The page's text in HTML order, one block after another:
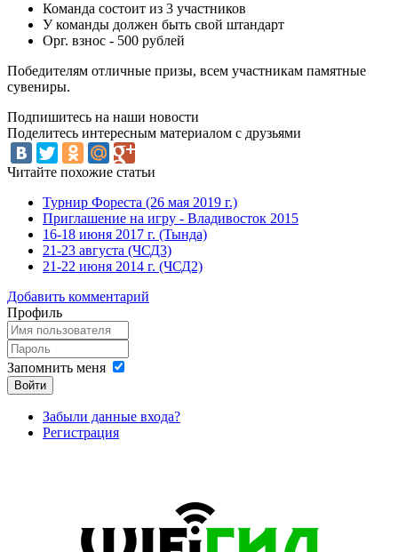
Команда состоит из 3 участников
У команды должен быть свой штандарт
Орг. взнос - 500 рублей
Победителям отличные призы, всем участникам памятные
сувениры.
Подпишитесь на наши новости
Поделитесь интересным материалом с друзьями
Читайте похожие статьи
Турнир Фореста (26 мая 2019 г.)
Приглашение на игру - Владивосток 2015
16-18 июня 2017 г. (Тында)
21-23 августа (ЧСД3)
21-22 июня 2014 г. (ЧСД2)
Добавить комментарий
Профиль
Запомнить меня
Войти
Забыли данные входа?
Регистрация